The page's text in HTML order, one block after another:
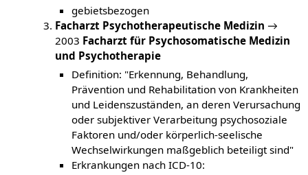
gebietsbezogen
Facharzt Psychotherapeutische Medizin →
2003 Facharzt für Psychosomatische Medizin
und Psychotherapie
Definition: "Erkennung, Behandlung,
Prävention und Rehabilitation von Krankheiten
und Leidenszuständen, an deren Verursachung
oder subjektiver Verarbeitung psychosoziale
Faktoren und/oder körperlich-seelische
Wechselwirkungen maßgeblich beteiligt sind"
Erkrankungen nach ICD-10: